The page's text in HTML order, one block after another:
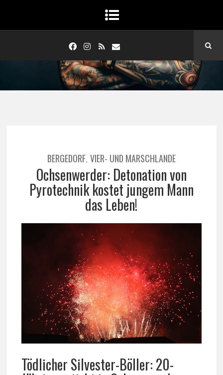
BERGEDORF, VIER- UND MARSCHLANDE
Ochsenwerder: Detonation von
Pyrotechnik kostet jungem Mann
das Leben!
Tödlicher Silvester-Böller: 20-